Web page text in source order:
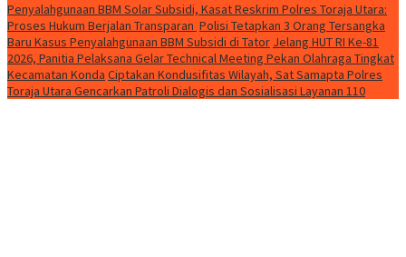
Penyalahgunaan BBM Solar Subsidi, Kasat Reskrim Polres Toraja Utara:
Proses Hukum Berjalan Transparan Polisi Tetapkan 3 Orang Tersangka
Baru Kasus Penyalahgunaan BBM Subsidi di Tator Jelang HUT RI Ke-81
2026, Panitia Pelaksana Gelar Technical Meeting Pekan Olahraga Tingkat
Kecamatan Konda Ciptakan Kondusifitas Wilayah, Sat Samapta Polres
Toraja Utara Gencarkan Patroli Dialogis dan Sosialisasi Layanan 110